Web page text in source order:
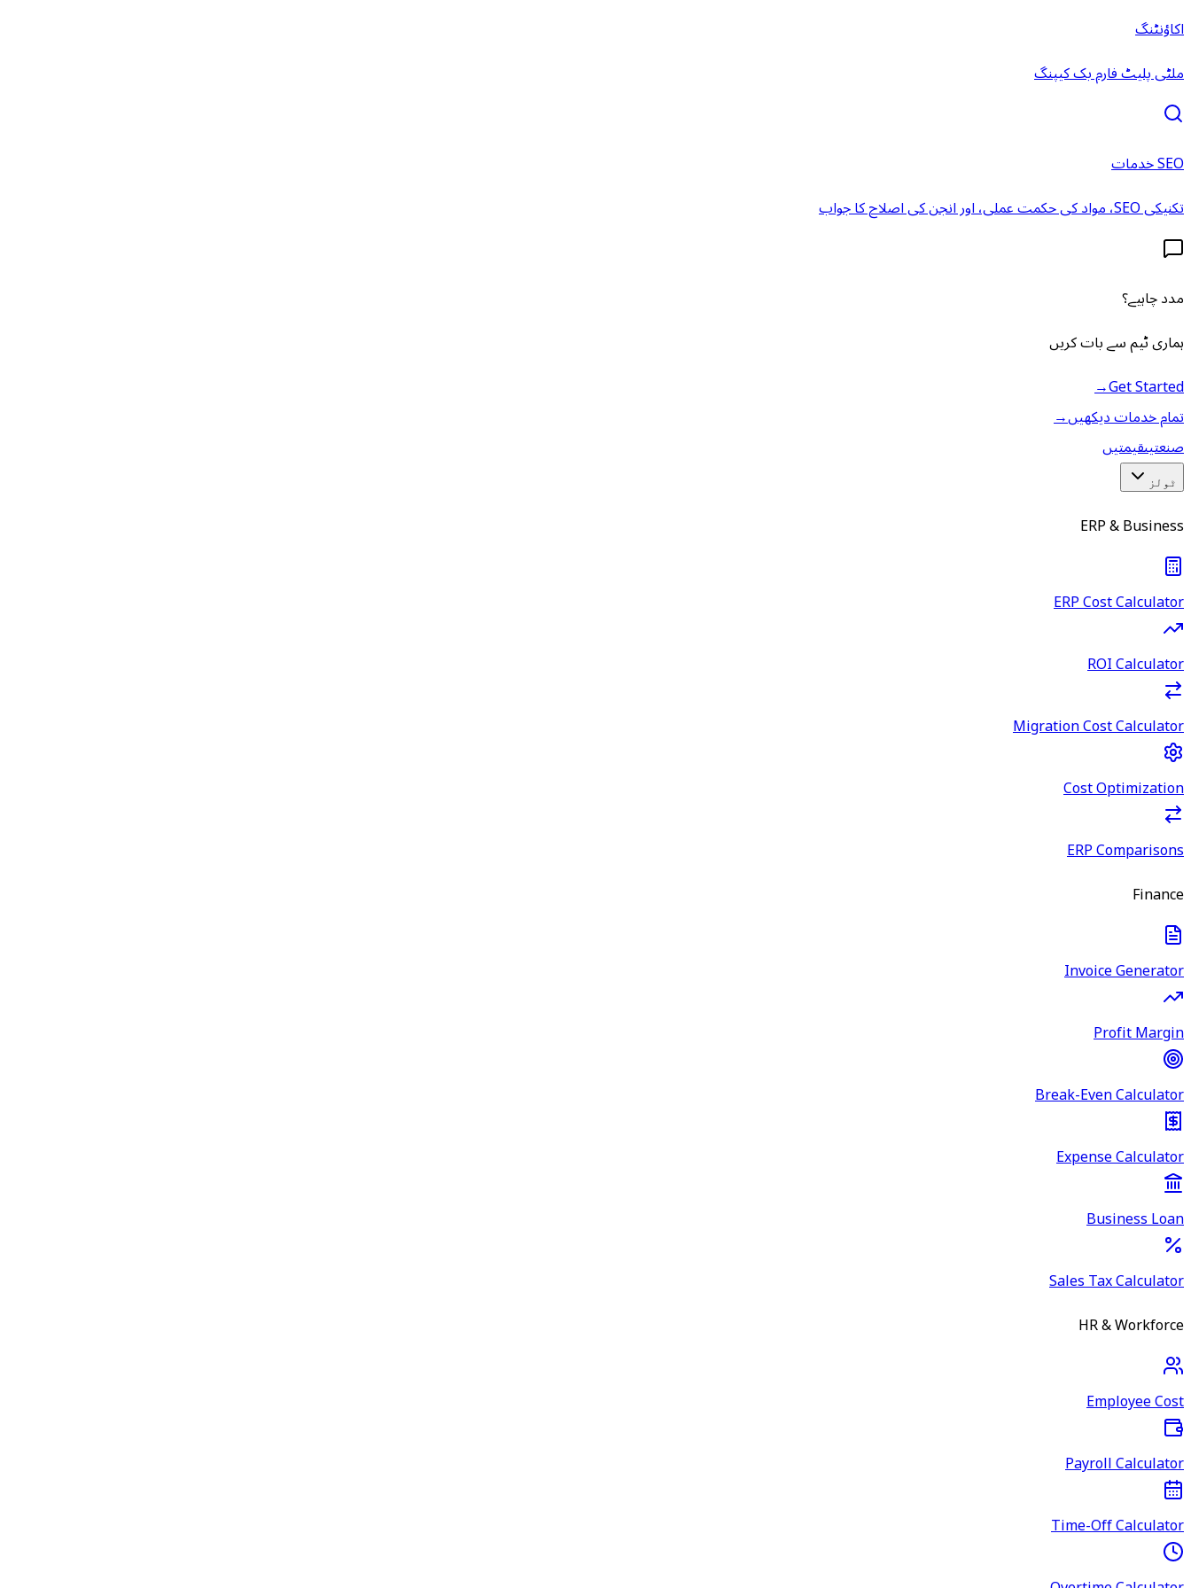
اکاؤنٹنگ
ملٹی پلیٹ فارم بک کیپنگ
SEO خدمات
تکنیکی SEO، مواد کی حکمت عملی، اور انجن کی اصلاح کا جواب
مدد چاہیے؟
ہماری ٹیم سے بات کریں
Get Started
→
تمام خدمات دیکھیں→
صنعتیںقیمتیں
ٹولز
ERP & Business
ERP Cost Calculator
ROI Calculator
Migration Cost Calculator
Cost Optimization
ERP Comparisons
Finance
Invoice Generator
Profit Margin
Break-Even Calculator
Expense Calculator
Business Loan
Sales Tax Calculator
HR & Workforce
Employee Cost
Payroll Calculator
Time-Off Calculator